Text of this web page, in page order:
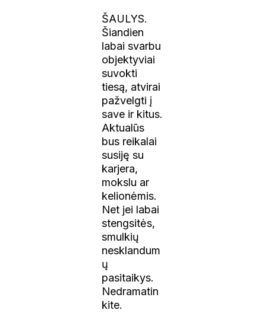
ŠAULYS.
Šiandien
labai svarbu
objektyviai
suvokti
tiesą, atvirai
pažvelgti į
save ir kitus.
Aktualūs
bus reikalai
susiję su
karjera,
mokslu ar
kelionėmis.
Net jei labai
stengsitės,
smulkių
nesklandum
ų
pasitaikys.
Nedramatin
kite.